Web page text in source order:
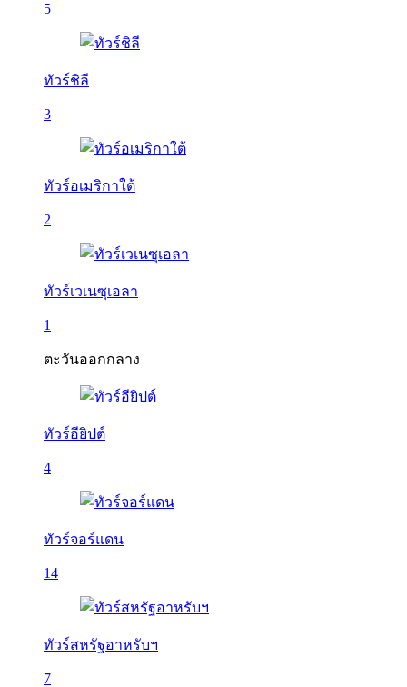
5
ทัวร์ชิลี
3
ทัวร์อเมริกาใต้
2
ทัวร์เวเนซุเอลา
1
ตะวันออกกลาง
ทัวร์อียิปต์
4
ทัวร์จอร์แดน
14
ทัวร์สหรัฐอาหรับฯ
7